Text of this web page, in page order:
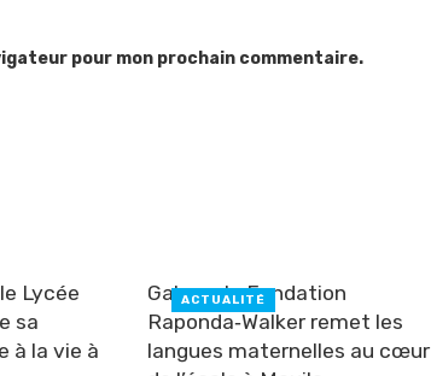
pour mon prochain commentaire.
Lycée
sa
à la vie à
Gabon : la Fondation
Raponda‑Walker remet les
langues maternelles au cœur
ACTUALITÉ